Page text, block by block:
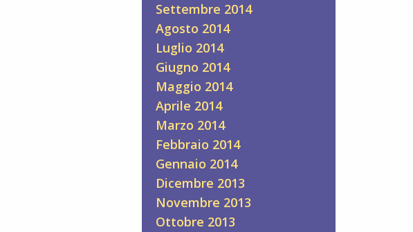
Settembre 2014
Agosto 2014
Luglio 2014
Giugno 2014
Maggio 2014
Aprile 2014
Marzo 2014
Febbraio 2014
Gennaio 2014
Dicembre 2013
Novembre 2013
Ottobre 2013